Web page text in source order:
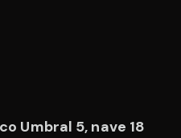
Umbral 5, nave 18